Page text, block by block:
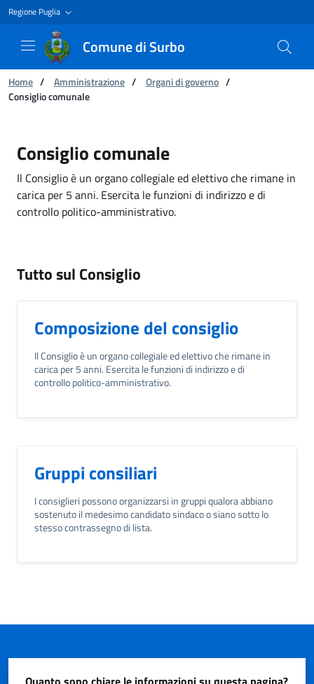
Regione Puglia
Comune di Surbo
Ti trovi in:
Home / Amministrazione / Organi di governo /
Consiglio comunale
Consiglio comunale
Il Consiglio è un organo collegiale ed elettivo che rimane in
carica per 5 anni. Esercita le funzioni di indirizzo e di
controllo politico-amministrativo.
Tutto sul Consiglio
Composizione del consiglio
Il Consiglio è un organo collegiale ed elettivo che rimane in
carica per 5 anni. Esercita le funzioni di indirizzo e di
controllo politico-amministrativo.
Gruppi consiliari
I consiglieri possono organizzarsi in gruppi qualora abbiano
sostenuto il medesimo candidato sindaco o siano sotto lo
stesso contrassegno di lista.